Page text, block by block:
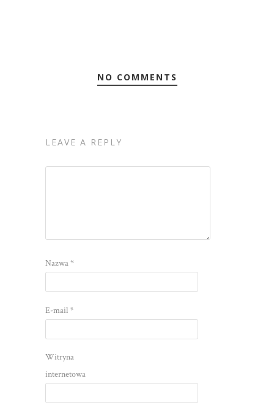
NO COMMENTS
LEAVE A REPLY
Nazwa*
E-mail*
Witryna
internetowa